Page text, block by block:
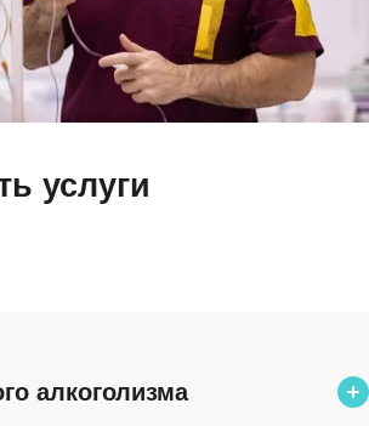
услуги
алкоголизма